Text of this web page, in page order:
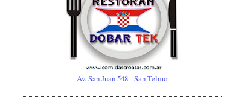
Av. San Juan 548 - San Telmo